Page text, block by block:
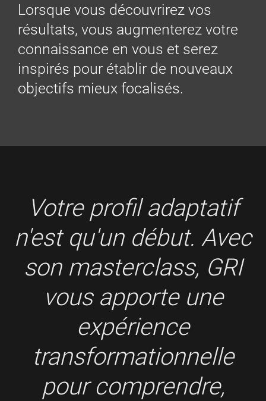
Lorsque vous découvrirez vos
résultats, vous augmenterez votre
connaissance en vous et serez
inspirés pour établir de nouveaux
objectifs mieux focalisés.
Votre profil adaptatif
n'est qu'un début. Avec
son masterclass, GRI
vous apporte une
expérience
transformationnelle
pour comprendre,